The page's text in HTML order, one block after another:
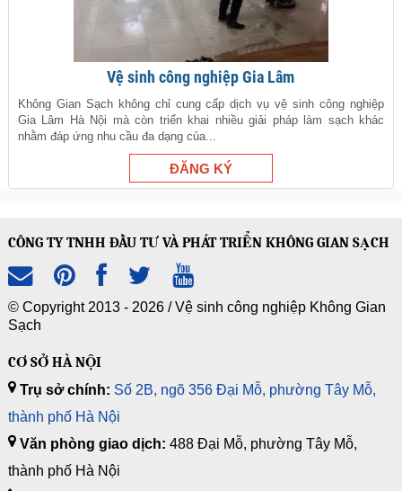
Vệ sinh công nghiệp Gia Lâm
Không Gian Sạch không chỉ cung cấp dịch vụ vệ sinh công nghiệp
Gia Lâm Hà Nội mà còn triển khai nhiều giải pháp làm sạch khác
nhằm đáp ứng nhu cầu đa dạng của...
CÔNG TY TNHH ĐẦU TƯ VÀ PHÁT TRIỂN KHÔNG GIAN SẠCH
© Copyright 2013 - 2026 /Vệ sinh công nghiệp Không Gian
Sạch
CƠ SỞ HÀ NỘI
Trụ sở chính: Số 2B, ngõ 356 Đại Mỗ, phường Tây Mỗ,
thành phố Hà Nội
Văn phòng giao dịch: 488 Đại Mỗ, phường Tây Mỗ,
thành phố Hà Nội